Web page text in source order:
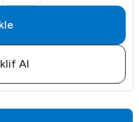
Al